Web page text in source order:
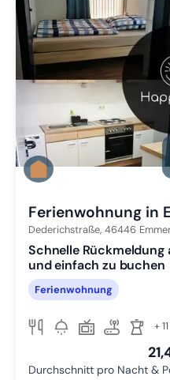
Ferienwohnung in
Dederichstraße, 46446
Schnelle Rückmeldung
und einfach zu buchen
Ferienwohnung
+
Durchschnitt pro Nacht &